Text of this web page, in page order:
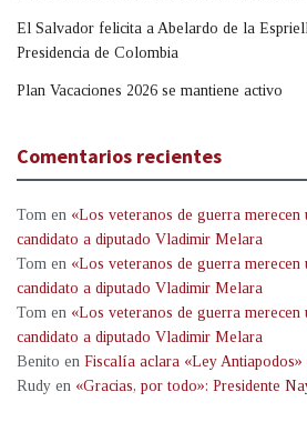
El Salvador felicita a Abelardo de la
Presidencia de Colombia
Plan Vacaciones 2026 se mantiene activo
Comentarios recientes
Tom en «Los veteranos de guerra merecen
candidato a diputado Vladimir Melara
Tom en «Los veteranos de guerra merecen
candidato a diputado Vladimir Melara
Tom en «Los veteranos de guerra merecen
candidato a diputado Vladimir Melara
Benito en Fiscalía aclara «Ley Antiapodos»
Rudy en «Gracias, por todo»: Presidente